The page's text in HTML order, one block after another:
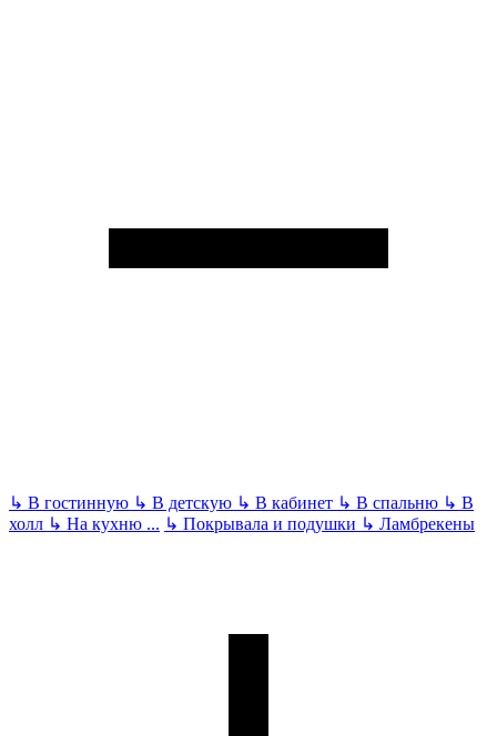
↳ В гостинную ↳ В детскую ↳ В кабинет ↳ В спальню ↳ В
холл ↳ На кухню ... ↳ Покрывала и подушки ↳ Ламбрекены